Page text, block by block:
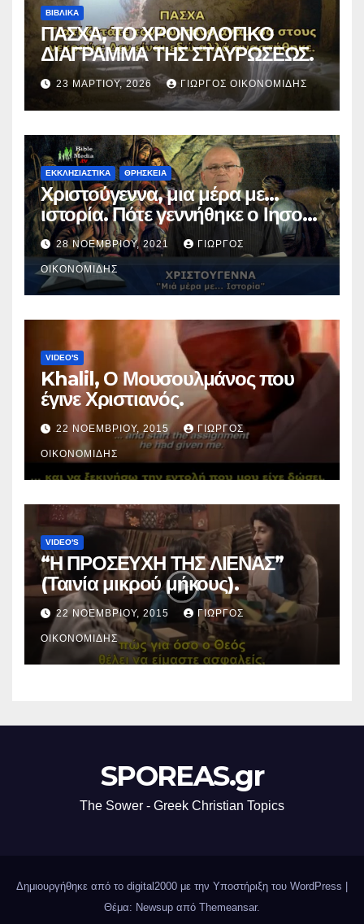
ΒΙΒΛΙΚΑ
ΠΑΣΧΑ, ΤΟ ΧΡΟΝΟΛΟΓΙΚΟ
ΔΙΑΓΡΑΜΜΑ ΤΗΣ ΣΤΑΥΡΩΣΕΩΣ.
23 ΜΑΡΤΊΟΥ, 2026 ΓΙΏΡΓΟΣ ΟΙΚΟΝΟΜΊΔΗΣ
ΕΚΚΛΗΣΙΑΣΤΙΚΑ ΘΡΗΣΚΕΙΑ
Χριστούγεννα, μια μέρα με…
ιστορία. Πότε γεννήθηκε ο Ιησούς
Χριστός; (Βίντεο).
28 ΝΟΕΜΒΡΊΟΥ, 2021 ΓΙΏΡΓΟΣ
ΟΙΚΟΝΟΜΊΔΗΣ
VIDEO'S
Khalil, Ο Μουσουλμάνος που
έγινε Χριστιανός.
22 ΝΟΕΜΒΡΊΟΥ, 2015 ΓΙΏΡΓΟΣ
ΟΙΚΟΝΟΜΊΔΗΣ
VIDEO'S
“Η ΠΡΟΣΕΥΧΗ ΤΗΣ ΛΙΕΝΑΣ”
(Ταινία μικρού μήκους).
22 ΝΟΕΜΒΡΊΟΥ, 2015 ΓΙΏΡΓΟΣ
ΟΙΚΟΝΟΜΊΔΗΣ
SPOREAS.gr
The Sower - Greek Christian Topics
Δημιουργήθηκε από το digital2000 με την Υποστήριξη του WordPress
Θέμα: Newsup από Themeansar.